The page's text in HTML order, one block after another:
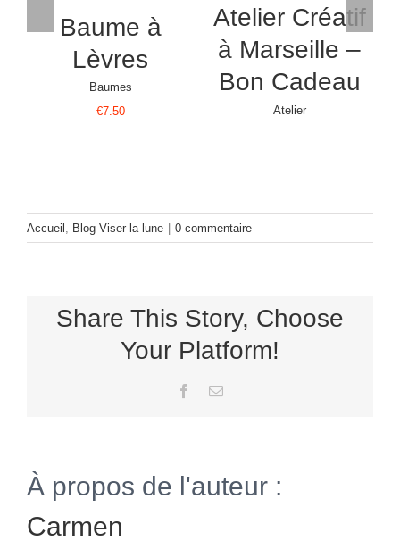
Baume à
Lèvres
Baumes
€7.50
Atelier Créatif
à Marseille –
Bon Cadeau
Atelier
Accueil , Blog Viser la lune 0 commentaire
Share This Story, Choose
Your Platform!
Facebook
Email
À propos de l'auteur :
Carmen